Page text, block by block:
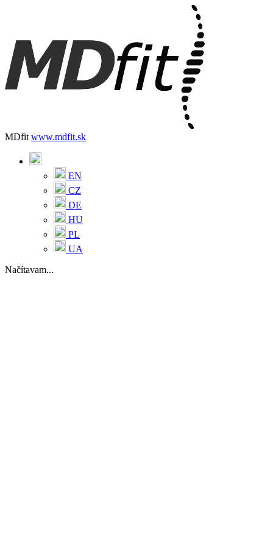
MDfit www.mdfit.sk
EN
CZ
DE
HU
PL
UA
Načítavam...